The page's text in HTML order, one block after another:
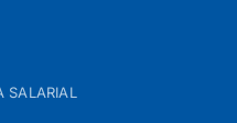
SALARIAL